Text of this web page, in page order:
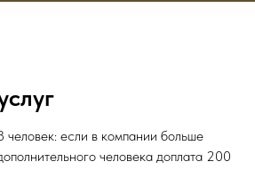
человек: если в компании больше
человека доплата 200